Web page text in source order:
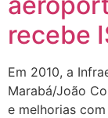
recebe
Em 2010, a
Marabá/João
e melhorias